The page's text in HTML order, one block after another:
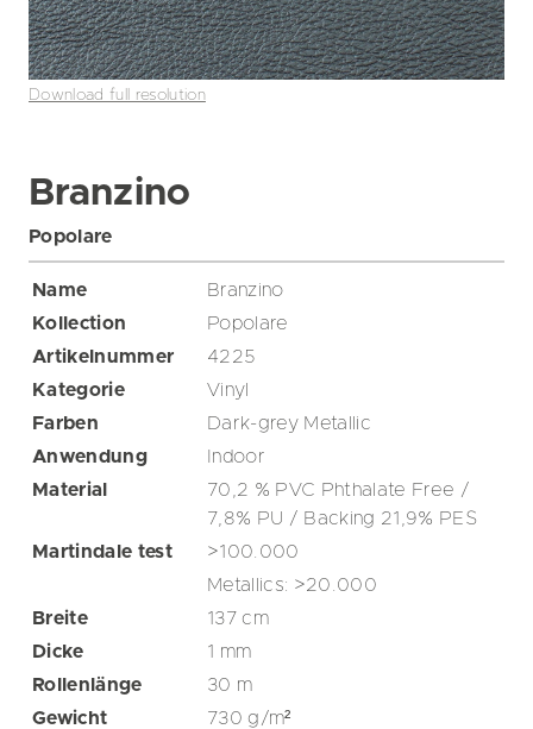
Download full resolution
Branzino
Popolare
Name
Branzino
Kollection
Popolare
Artikelnummer
4225
Kategorie
Vinyl
Farben
Dark-grey Metallic
Anwendung
Indoor
Material
70,2 % PVC Phthalate Free /
7,8% PU / Backing 21,9% PES
Martindale test
>100.000
Metallics: >20.000
Breite
137cm
Dicke
1 mm
Rollenlänge
30 m
Gewicht
730g/m²